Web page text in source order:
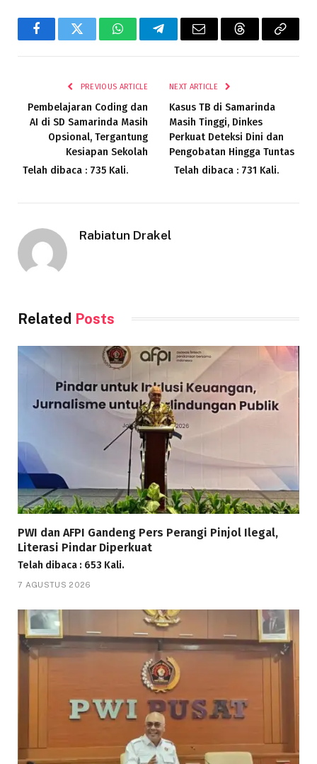
FacebookTwitter WhatsAppTelegramEmail ThreadsCopy
PREVIOUS ARTICLE
Pembelajaran Coding dan
AI di SD Samarinda Masih
Opsional, Tergantung
Kesiapan Sekolah
Telah dibaca : 735 Kali.
NEXT ARTICLE
Kasus TB di Samarinda
Masih Tinggi, Dinkes
Perkuat Deteksi Dini dan
Pengobatan Hingga Tuntas
Telah dibaca : 731 Kali.
Rabiatun Drakel
Related Posts
PWI dan AFPI Gandeng Pers Perangi Pinjol Ilegal,
Literasi Pindar Diperkuat
Telah dibaca : 653 Kali.
7 AGUSTUS 2026